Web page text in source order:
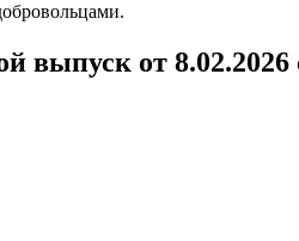
выпуск от